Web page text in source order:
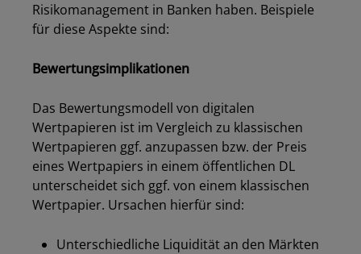
Risikomanagement in Banken haben. Beispiele
für diese Aspekte sind:
Bewertungsimplikationen
Das Bewertungsmodell von digitalen
Wertpapieren ist im Vergleich zu klassischen
Wertpapieren ggf. anzupassen bzw. der Preis
eines Wertpapiers in einem öffentlichen DL
unterscheidet sich ggf. von einem klassischen
Wertpapier. Ursachen hierfür sind:
Unterschiedliche Liquidität an den Märkten